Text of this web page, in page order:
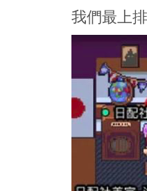
我們最上